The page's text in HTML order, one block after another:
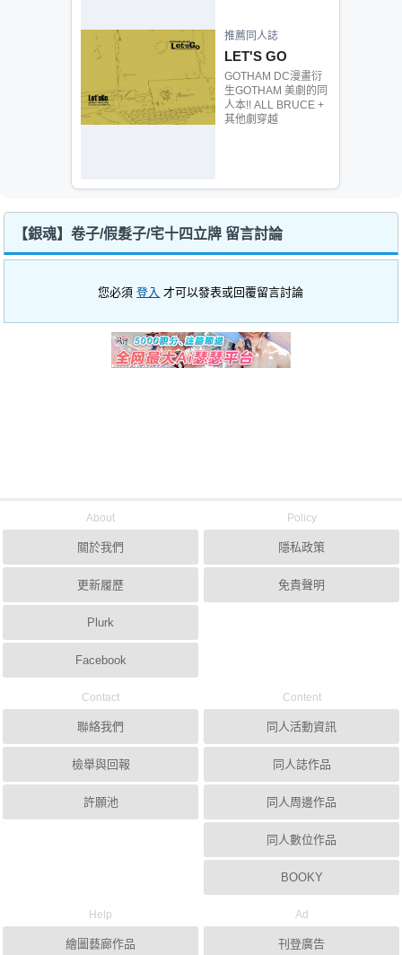
推薦同人誌
LET'S GO
GOTHAM DC漫畫衍
生GOTHAM 美劇的同
人本!! ALL BRUCE +
其他劇穿越
【銀魂】卷子/假髮子/宅十四立牌 留言討論
您必須登入 才可以發表或回覆留言討論
About
關於我們
更新履歷
Plurk
Facebook
Policy
隱私政策
免責聲明
Contact
聯絡我們
檢舉與回報
許願池
Content
同人活動資訊
同人誌作品
同人周邊作品
同人數位作品
BOOKY
Help
繪圖藝廊作品
Ad
刊登廣告